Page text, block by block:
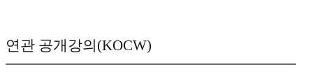
연관 공개강의(KOCW)